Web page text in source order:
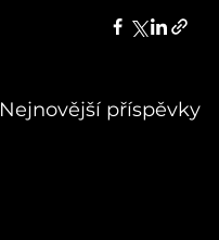
Nejnovější příspěvky